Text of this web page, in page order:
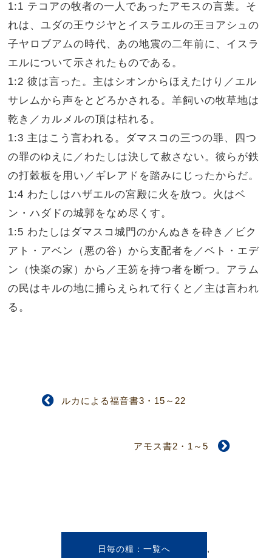
1:1 テコアの牧者の一人であったアモスの言葉。そ
れは、ユダの王ウジヤとイスラエルの王ヨアシュの
子ヤロブアムの時代、あの地震の二年前に、イスラ
エルについて示されたものである。
1:2 彼は言った。主はシオンからほえたけり／エル
サレムから声をとどろかされる。羊飼いの牧草地は
乾き／カルメルの頂は枯れる。
1:3 主はこう言われる。ダマスコの三つの罪、四つ
の罪のゆえに／わたしは決して赦さない。彼らが鉄
の打穀板を用い／ギレアドを踏みにじったからだ。
1:4 わたしはハザエルの宮殿に火を放つ。火はベ
ン・ハダドの城郭をなめ尽くす。
1:5 わたしはダマスコ城門のかんぬきを砕き／ビク
アト・アベン（悪の谷）から支配者を／ベト・エデ
ン（快楽の家）から／王笏を持つ者を断つ。アラム
の民はキルの地に捕らえられて行くと／主は言われ
る。
ルカによる福音書3・15～22
アモス書2・1～5
日毎の糧 ,